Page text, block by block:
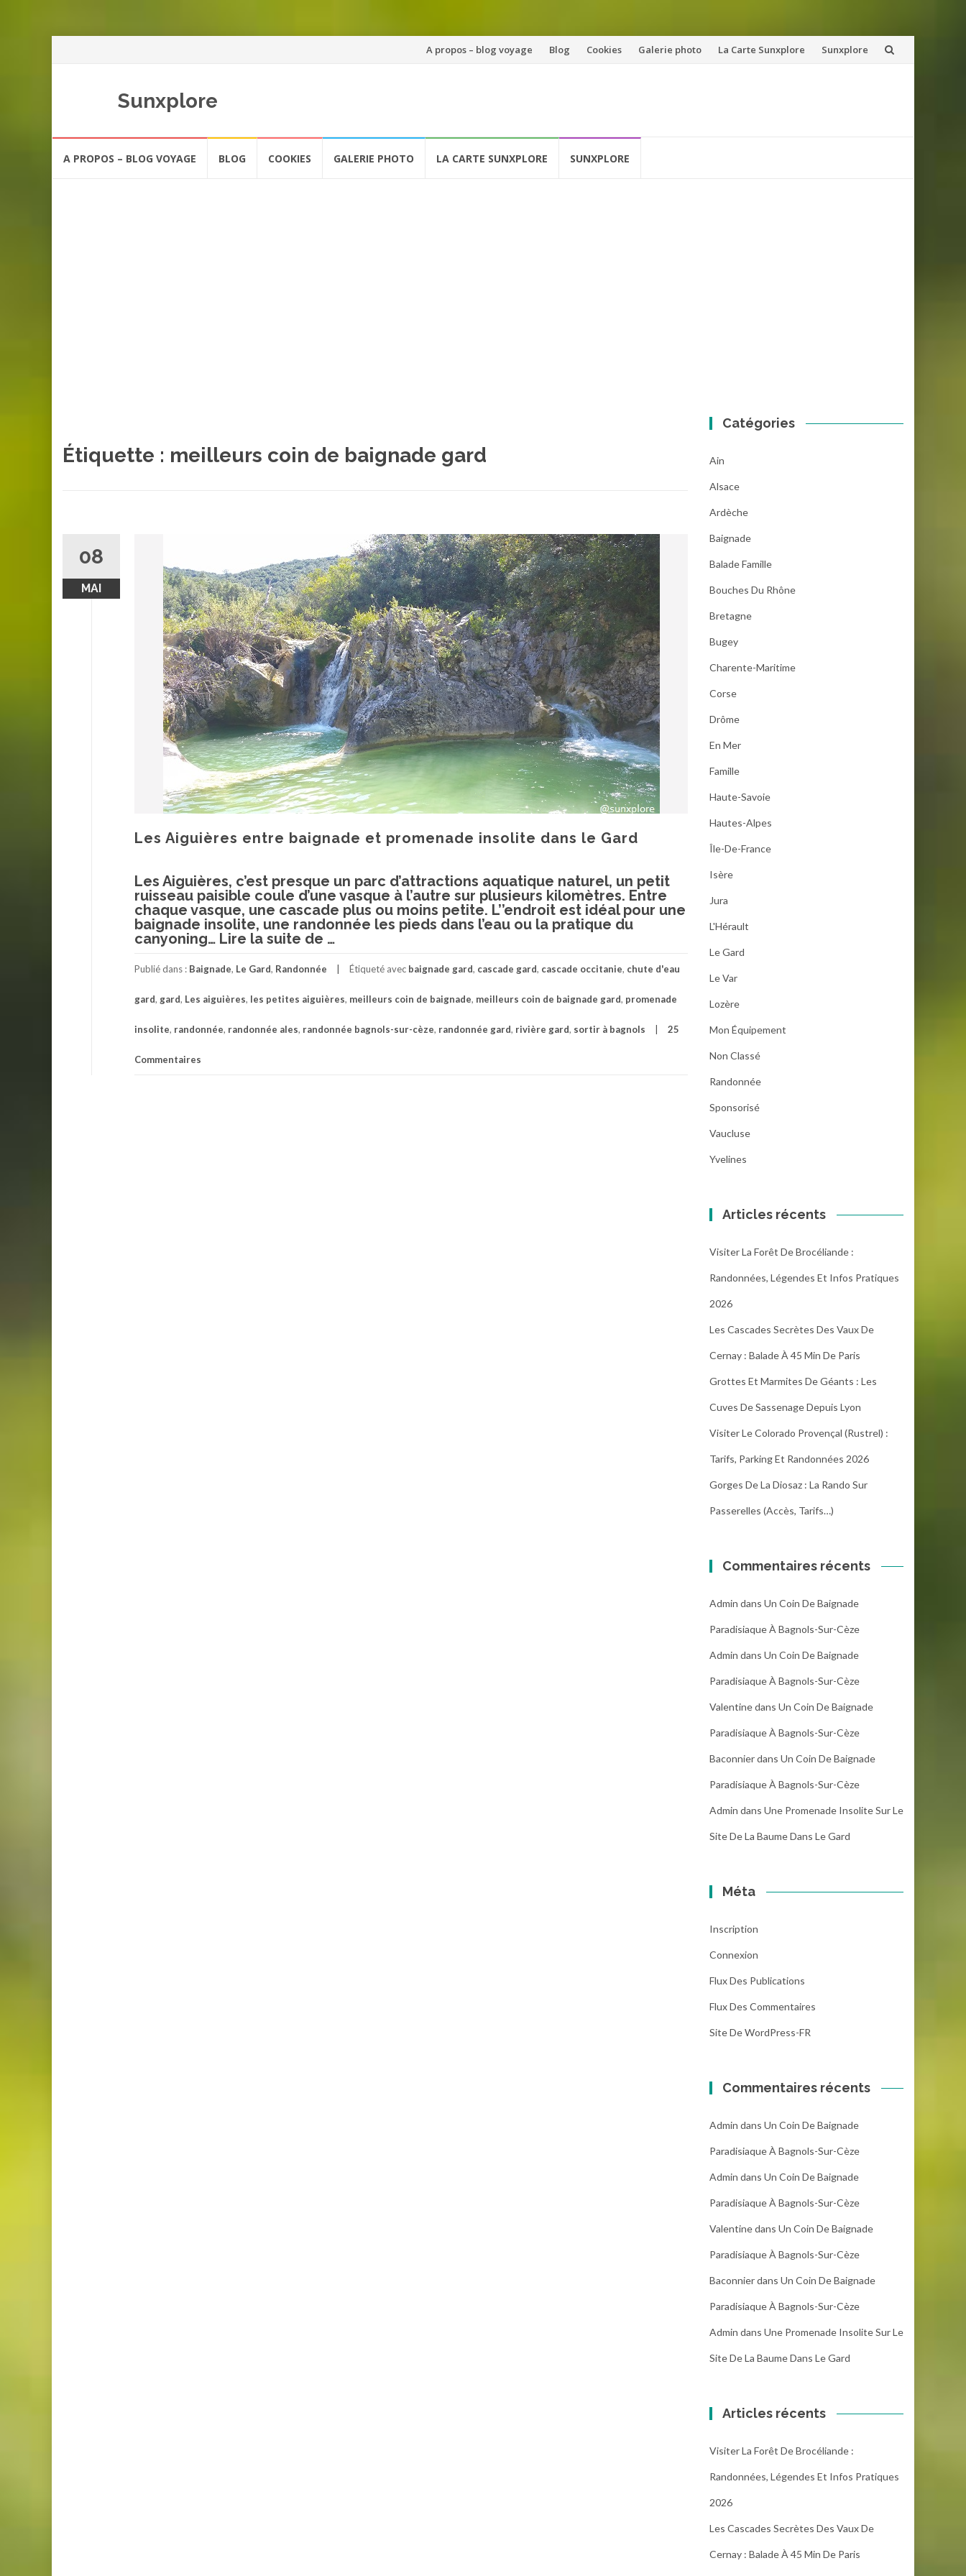
Aller
A propos – blog voyage Blog Cookies Galerie photo La Carte Sunxplore Sunxplore
Sunxplore
A PROPOS – BLOG VOYAGE BLOG COOKIES GALERIE PHOTO LA CARTE SUNXPLORE SUNXPLORE
Étiquette : meilleurs coin de baignade gard
08
MAI
Les Aiguières entre baignade et promenade insolite dans le Gard
Les Aiguières, c’est presque un parc d’attractions aquatique naturel, un petit
ruisseau paisible coule d’une vasque à l’autre sur plusieurs kilomètres. Entre
chaque vasque, une cascade plus ou moins petite. L’’endroit est idéal pour une
baignade insolite, une randonnée les pieds dans l’eau ou la pratique du
canyoning… Lire la suite de à
Aiguières
baignade
promenade
insolite
…
Publié dans : Baignade, Le Gard, Randonnée Étiqueté avec baignade gard, cascade gard, cascade occitanie, chute d'eau
gard, gard, Les aiguières, les petites aiguières, meilleurs coin de baignade, meilleurs coin de baignade gard, promenade
insolite, randonnée, randonnée ales, randonnée bagnols-sur-cèze, randonnée gard, rivière gard, sortir à bagnols 25
Commentaires
Catégories
Ain
Alsace
Ardèche
Baignade
Balade Famille
Bouches Du Rhône
Bretagne
Bugey
Charente-Maritime
Corse
Drôme
En Mer
Famille
Haute-Savoie
Hautes-Alpes
Île-De-France
Isère
Jura
L'Hérault
Le Gard
Le Var
Lozère
Mon Équipement
Non Classé
Randonnée
Sponsorisé
Vaucluse
Yvelines
Articles récents
Visiter La Forêt De Brocéliande :
Randonnées, Légendes Et Infos Pratiques
2026
Les Cascades Secrètes Des Vaux De
Cernay : Balade À 45 Min De Paris
Grottes Et Marmites De Géants : Les
Cuves De Sassenage Depuis Lyon
Visiter Le Colorado Provençal (Rustrel) :
Tarifs, Parking Et Randonnées 2026
Gorges De La Diosaz : La Rando Sur
Passerelles (Accès, Tarifs…)
Commentaires récents
Admin dans Un Coin De Baignade
Paradisiaque À Bagnols-Sur-Cèze
Admin dans Un Coin De Baignade
Paradisiaque À Bagnols-Sur-Cèze
Valentinedans Un Coin De Baignade
Paradisiaque À Bagnols-Sur-Cèze
Baconnierdans Un Coin De Baignade
Paradisiaque À Bagnols-Sur-Cèze
Admin dans Une Promenade Insolite Sur Le
Site De La Baume Dans Le Gard
Méta
Inscription
Connexion
Flux Des Publications
Flux Des Commentaires
Site De WordPress-FR
Commentaires récents
Admin dans Un Coin De Baignade
Paradisiaque À Bagnols-Sur-Cèze
Admin dans Un Coin De Baignade
Paradisiaque À Bagnols-Sur-Cèze
Valentinedans Un Coin De Baignade
Paradisiaque À Bagnols-Sur-Cèze
Baconnierdans Un Coin De Baignade
Paradisiaque À Bagnols-Sur-Cèze
Admin dans Une Promenade Insolite Sur Le
Site De La Baume Dans Le Gard
Articles récents
Visiter La Forêt De Brocéliande :
Randonnées, Légendes Et Infos Pratiques
2026
Les Cascades Secrètes Des Vaux De
Cernay : Balade À 45 Min De Paris